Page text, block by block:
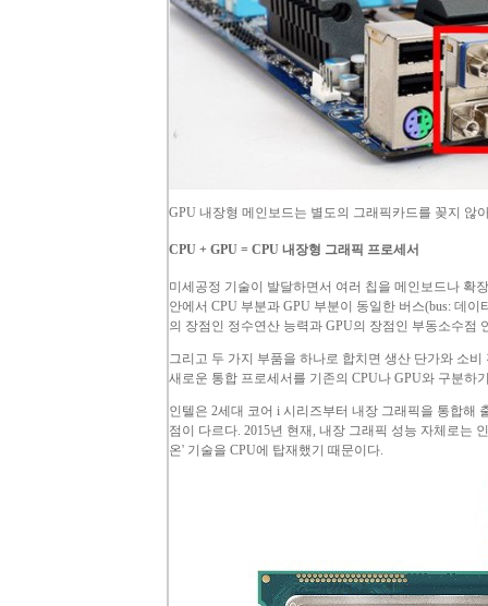
GPU 내장형 메인보드는 별도의 그래픽카드를 꽂지 않
CPU + GPU = CPU 내장형 그래픽 프로세서
미세공정 기술이 발달하면서 여러 칩을 메인보드나 확
안에서 CPU 부분과 GPU 부분이 동일한 버스(bus: 데이
의 장점인 정수연산 능력과 GPU의 장점인 부동소수점
그리고 두 가지 부품을 하나로 합치면 생산 단가와 소
새로운 통합 프로세서를 기존의 CPU나 GPU와 구분하
인텔은 2세대 코어 i 시리즈부터 내장 그래픽을 통합해
점이 다르다. 2015년 현재, 내장 그래픽 성능 자체로는
온' 기술을 CPU에 탑재했기 때문이다.